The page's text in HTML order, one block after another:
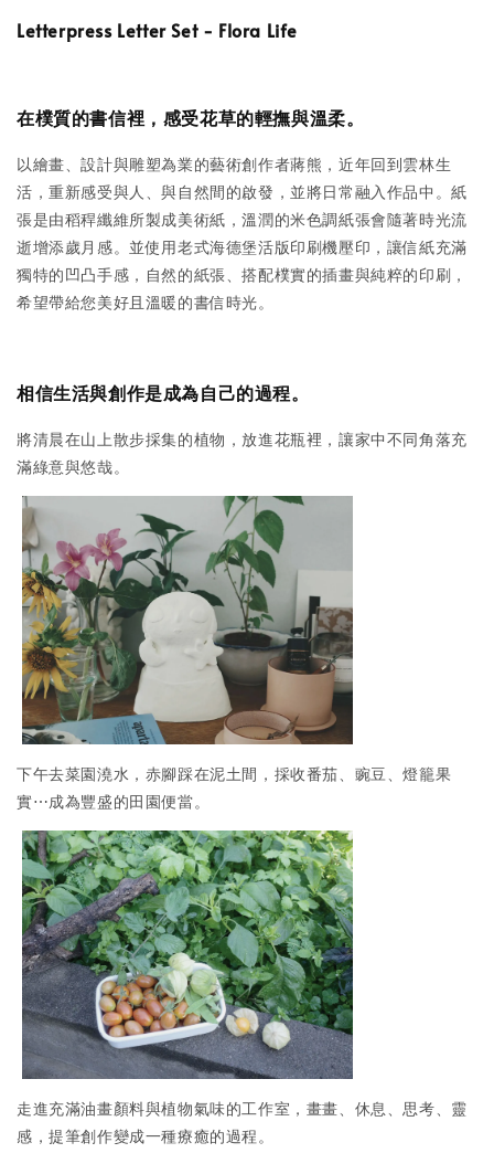
Letterpress Letter Set - Flora Life
在樸質的書信裡，感受花草的輕撫與溫柔。
以繪畫、設計與雕塑為業的藝術創作者蔣熊，近年回到雲林生
活，重新感受與人、與自然間的啟發，並將日常融入作品中。紙
張是由稻稈纖維所製成美術紙，溫潤的米色調紙張會隨著時光流
逝增添歲月感。 並使用老式海德堡活版印刷機壓印，讓信紙充滿
獨特的凹凸手感， 自然的紙張、搭配樸實的插畫與純粹的印刷，
希望帶給您美好且溫暖的書信時光。
相信生活與創作是成為自己的過程。
將清晨在山上散步採集的植物，放進花瓶裡，讓家中不同角落充
滿綠意與悠哉。
下午去菜園澆水，赤腳踩在泥土間，採收番茄、豌豆、燈籠果
實⋯成為豐盛的田園便當。
走進充滿油畫顏料與植物氣味的工作室，畫畫、休息、思考、靈
感，提筆創作變成一種療癒的過程。